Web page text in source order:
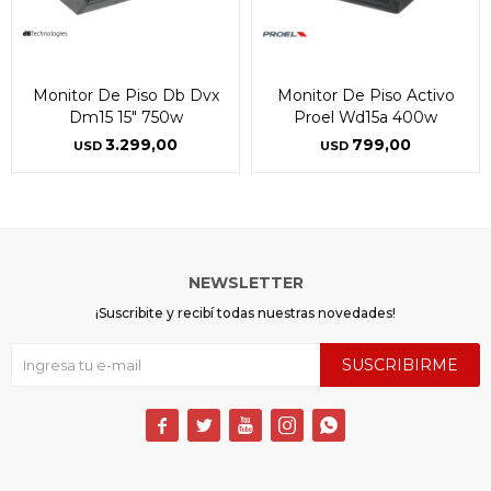
Monitor De Piso Db Dvx
Dm15 15" 750w
USD 3.299,00
Monitor De Piso Activo
Proel Wd15a 400w
USD 799,00
NEWSLETTER
¡Suscribite y recibí todas nuestras novedades!
SUSCRIBIRME
    
Año
Continuar
* sujeto a aprobación crediticia. El monto disponible
puede variar por comercio
Año
Continuar
* sujeto a aprobación crediticia. El monto disponible
puede variar por comercio